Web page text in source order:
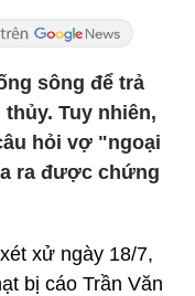
sông để trả
Tuy nhiên,
hỏi vợ "ngoại
ra được chứng
xử ngày 18/7,
bị cáo Trần Văn